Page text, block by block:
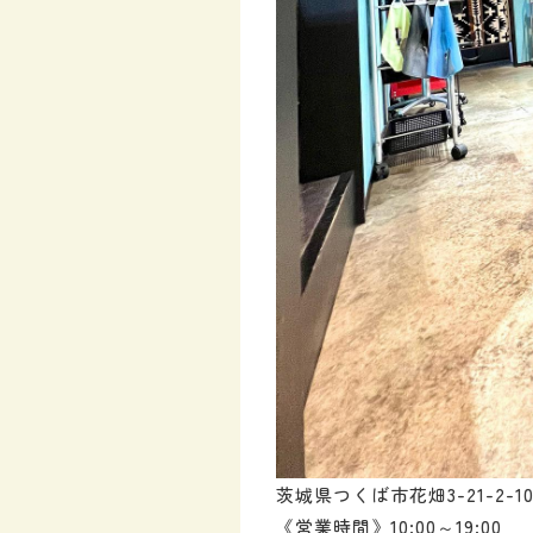
茨城県つくば市花畑3-21-2-
《営業時間》10:00～19:00